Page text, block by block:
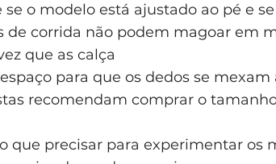
o modelo está ajustado ao pé e
de corrida não podem magoar em
que as calça
para que os dedos se mexam
recomendam comprar o
que precisar para experimentar os